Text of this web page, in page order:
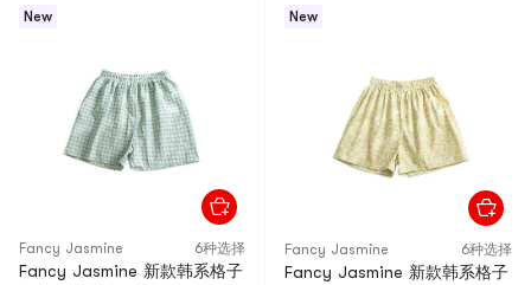
New
Fancy Jasmine 6种选择
Fancy Jasmine 新款韩系格子
New
Fancy Jasmine 6种选择
Fancy Jasmine 新款韩系格子